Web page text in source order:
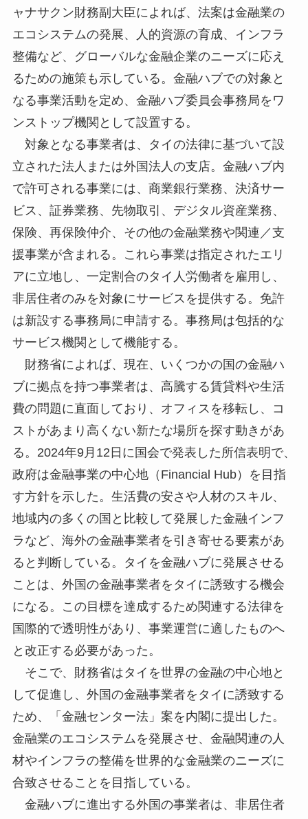
ャナサクン財務副大臣によれば、法案は金融業の
エコシステムの発展、人的資源の育成、インフラ
整備など、グローバルな金融企業のニーズに応え
るための施策も示している。金融ハブでの対象と
なる事業活動を定め、金融ハブ委員会事務局をワ
ンストップ機関として設置する。
対象となる事業者は、タイの法律に基づいて設
立された法人または外国法人の支店。金融ハブ内
で許可される事業には、商業銀行業務、決済サー
ビス、証券業務、先物取引、デジタル資産業務、
保険、再保険仲介、その他の金融業務や関連／支
援事業が含まれる。これら事業は指定されたエリ
アに立地し、一定割合のタイ人労働者を雇用し、
非居住者のみを対象にサービスを提供する。免許
は新設する事務局に申請する。事務局は包括的な
サービス機関として機能する。
財務省によれば、現在、いくつかの国の金融ハ
ブに拠点を持つ事業者は、高騰する賃貸料や生活
費の問題に直面しており、オフィスを移転し、コ
ストがあまり高くない新たな場所を探す動きがあ
る。2024年9月12日に国会で発表した所信表明で、
政府は金融事業の中心地（Financial Hub）を目指
す方針を示した。生活費の安さや人材のスキル、
地域内の多くの国と比較して発展した金融インフ
ラなど、海外の金融事業者を引き寄せる要素があ
ると判断している。タイを金融ハブに発展させる
ことは、外国の金融事業者をタイに誘致する機会
になる。この目標を達成するため関連する法律を
国際的で透明性があり、事業運営に適したものへ
と改正する必要があった。
そこで、財務省はタイを世界の金融の中心地と
して促進し、外国の金融事業者をタイに誘致する
ため、「金融センター法」案を内閣に提出した。
金融業のエコシステムを発展させ、金融関連の人
材やインフラの整備を世界的な金融業のニーズに
合致させることを目指している。
金融ハブに進出する外国の事業者は、非居住者